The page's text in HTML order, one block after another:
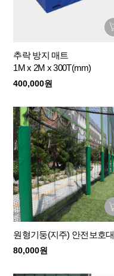
추락 방지 매트
1M x 2M x 300T(mm)
400,000원
원형기둥(지주) 안전보호대
80,000원